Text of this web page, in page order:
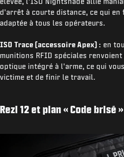
d'arrêt à courte distance, ce qui en
adaptée à tous les opérateurs.
ISO Trace (accessoire Apex) : en
munitions RFID spéciales
optique intégré à l'arme, ce qui
victime et de finir le travail.
Rezi 12 et plan « Code brisé »